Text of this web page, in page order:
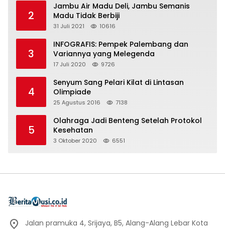
2
Jambu Air Madu Deli, Jambu Semanis
Madu Tidak Berbiji
31 Juli 2021 10616
3
INFOGRAFIS: Pempek Palembang dan
Variannya yang Melegenda
17 Juli 2020 9726
4
Senyum Sang Pelari Kilat di Lintasan
Olimpiade
25 Agustus 2016 7138
5
Olahraga Jadi Benteng Setelah Protokol
Kesehatan
3 Oktober 2020 6551
Jalan pramuka 4, Srijaya, B5, Alang-Alang Lebar Kota